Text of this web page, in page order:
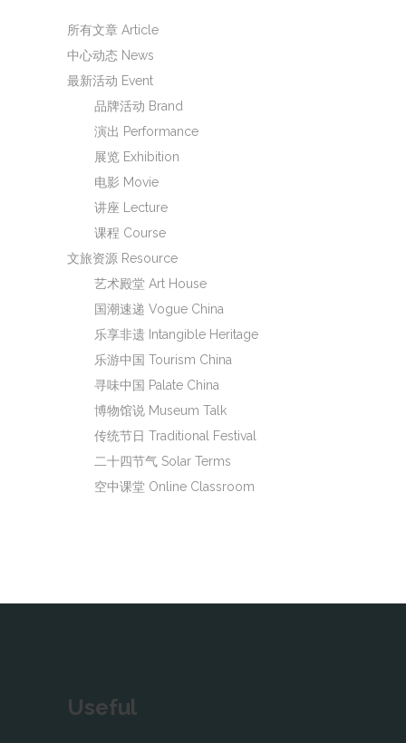
所有文章 Article
中心动态 News
最新活动 Event
品牌活动 Brand
演出 Performance
展览 Exhibition
电影 Movie
讲座 Lecture
课程 Course
文旅资源 Resource
艺术殿堂 Art House
国潮速递 Vogue China
乐享非遗 Intangible Heritage
乐游中国 Tourism China
寻味中国 Palate China
博物馆说 Museum Talk
传统节日 Traditional Festival
二十四节气 Solar Terms
空中课堂 Online Classroom
Useful